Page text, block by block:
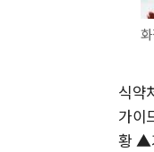
식약
가이
황 ▲